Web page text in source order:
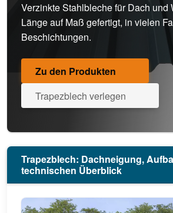
Verzinkte Stahlbleche für Dach und
Länge auf Maß gefertigt, in vielen
Beschichtungen.
Zu den Produkten
Trapezblech verlegen
Trapezblech: Dachneigung,
technischen Überblick